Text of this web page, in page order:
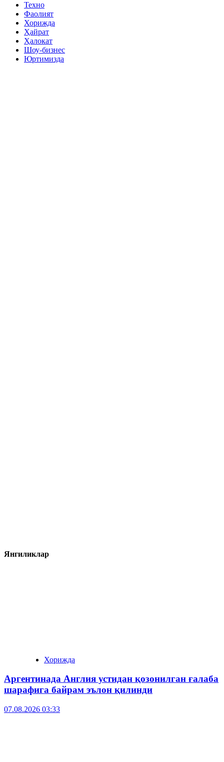
Техно
Фаолият
Хорижда
Ҳайрат
Ҳалокат
Шоу-бизнес
Юртимизда
Янгиликлар
Хорижда
Аргентинада Англия устидан қозонилган ғалаба
шарафига байрам эълон қилинди
07.08.2026 03:33